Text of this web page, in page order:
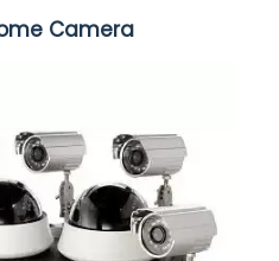
Camera